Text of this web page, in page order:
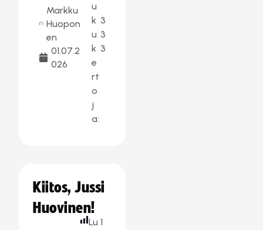
Markku
Huopon
en
01.07.2
026
u
k
u
k
e
rt
o
j
a:
3
3
3
Kiitos, Jussi
Huovinen!
Lu 1